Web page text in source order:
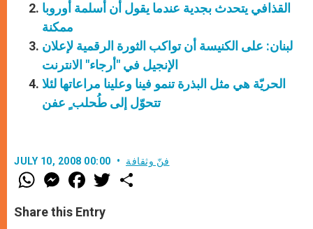
القذافي يتحدث بجدية عندما يقول أن أسلمة أوروبا
ممكنة
لبنان: على الكنيسة أن تواكب الثورة الرقمية لإعلان
الإنجيل في "أرجاء" الانترنت
الحريّة هي مثل البذرة تنمو فينا وعلينا مراعاتها لئلا
تتحوّل إلى طُحلب ٍ عفن
JULY 10, 2008 00:00 فنّ وثقافة
W
h
t
s
M
e
s
e
F
a
e
b
w
Share this Entry